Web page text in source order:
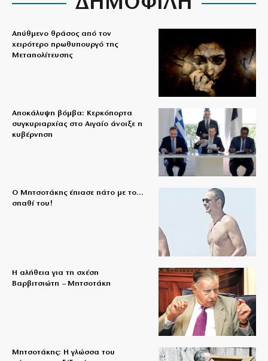
Απύθμενο θράσος από τον
χειρότερο πρωθυπουργό της
Μεταπολίτευσης
Αποκάλυψη βόμβα: Κερκόπορτα
συγκυριαρχίας στο Αιγαίο άνοιξε η
κυβέρνηση
Ο Μητσοτάκης έπιασε πάτο με το…
σπαθί του!
Η αλήθεια για τη σχέση
Βαρβιτσιώτη – Μητσοτάκη
Μητσοτάκης: Η γλώσσα του